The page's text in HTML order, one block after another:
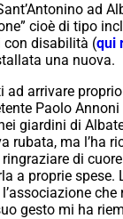
ad
cioè di tipo
con disabilità (qui
una nuova.
ad arrivare
Paolo
giardini di
rubata, ma l’ha
di
a proprie spese.
gesto mi ha